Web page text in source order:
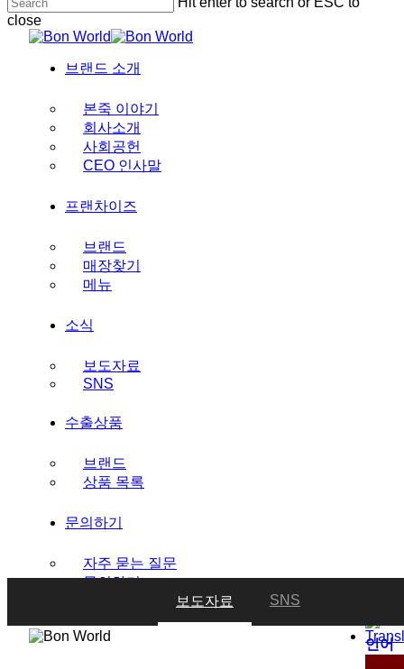
close
Close
Menu
브랜드 소개
본죽 이야기
회사소개
사회공헌
CEO 인사말
프랜차이즈
브랜드
매장찾기
메뉴
소식
보도자료
SNS
수출상품
브랜드
상품 목록
문의하기
자주 묻는 질문
문의하기
언어
보도자료 SNS